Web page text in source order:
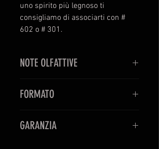
uno spirito più legnoso ti
consigliamo di associarti con #
602 o # 301.
NOTE OLFATTIVE
TESTA Violetta, Ribes nero,
CUORE Fresia, Peonia, Rosa
FONDO Muschio, Ambretta
FORMATO
30 ml - 100 ml
GARANZIA